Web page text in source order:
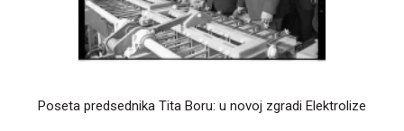
Poseta predsednika Tita Boru: u novoj zgradi Elektrolize